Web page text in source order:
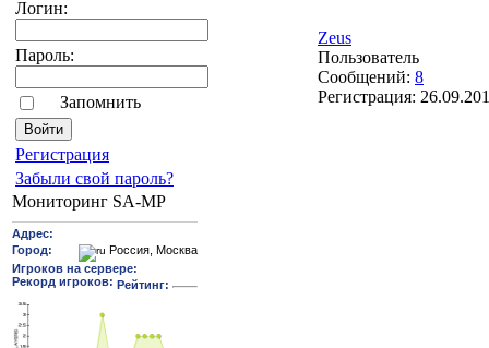
Логин:
Пароль:
Запомнить
Pегиcтрaция
Забыли свой пароль?
Мониторинг SA-MP
Zeus
Пользователь
Сообщений: 8
Регистрация: